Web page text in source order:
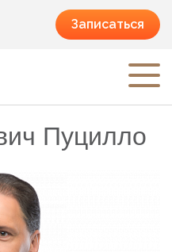
Записаться
Пуцилло